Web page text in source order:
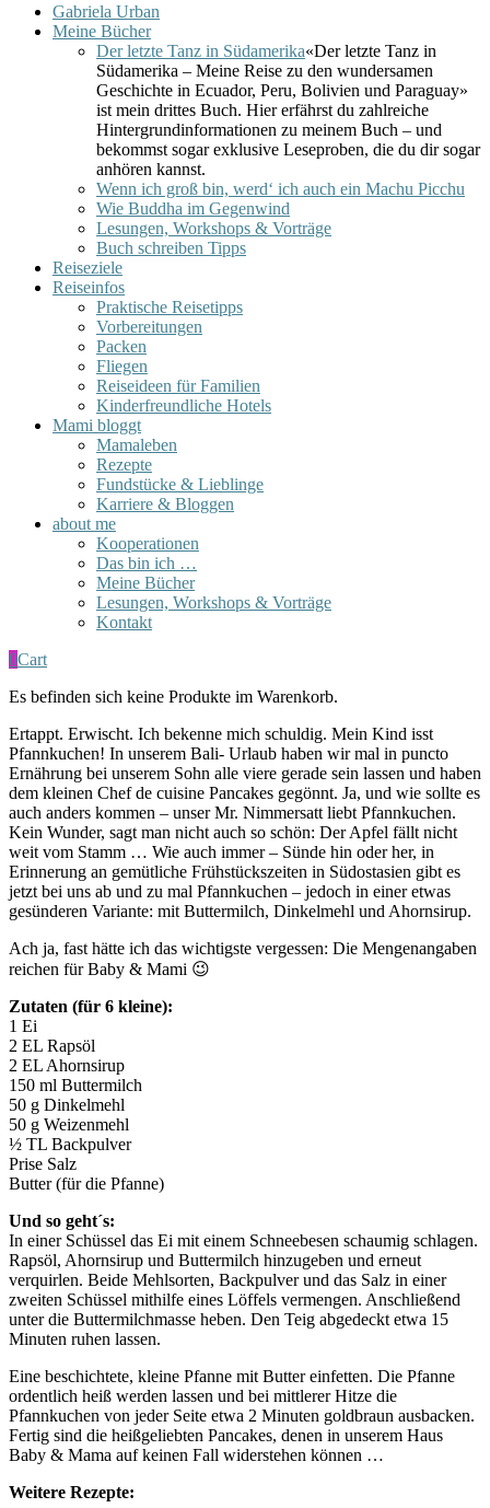
Gabriela Urban
Meine Bücher
Der letzte Tanz in Südamerika«Der letzte Tanz in
Südamerika – Meine Reise zu den wundersamen
Geschichte in Ecuador, Peru, Bolivien und Paraguay»
ist mein drittes Buch. Hier erfährst du zahlreiche
Hintergrundinformationen zu meinem Buch – und
bekommst sogar exklusive Leseproben, die du dir sogar
anhören kannst.
Wenn ich groß bin, werd‘ ich auch ein Machu Picchu
Wie Buddha im Gegenwind
Lesungen, Workshops & Vorträge
Buch schreiben Tipps
Reiseziele
Reiseinfos
Praktische Reisetipps
Vorbereitungen
Packen
Fliegen
Reiseideen für Familien
Kinderfreundliche Hotels
Mami bloggt
Mamaleben
Rezepte
Fundstücke & Lieblinge
Karriere & Bloggen
about me
Kooperationen
Das bin ich …
Meine Bücher
Lesungen, Workshops & Vorträge
Kontakt
0Cart
Es befinden sich keine Produkte im Warenkorb.
Ertappt. Erwischt. Ich bekenne mich schuldig. Mein Kind isst
Pfannkuchen! In unserem Bali- Urlaub haben wir mal in puncto
Ernährung bei unserem Sohn alle viere gerade sein lassen und haben
dem kleinen Chef de cuisine Pancakes gegönnt. Ja, und wie sollte es
auch anders kommen – unser Mr. Nimmersatt liebt Pfannkuchen.
Kein Wunder, sagt man nicht auch so schön: Der Apfel fällt nicht
weit vom Stamm … Wie auch immer – Sünde hin oder her, in
Erinnerung an gemütliche Frühstückszeiten in Südostasien gibt es
jetzt bei uns ab und zu mal Pfannkuchen – jedoch in einer etwas
gesünderen Variante: mit Buttermilch, Dinkelmehl und Ahornsirup.
Ach ja, fast hätte ich das wichtigste vergessen: Die Mengenangaben
reichen für Baby & Mami 😉
Zutaten (für 6 kleine):
1 Ei
2 EL Rapsöl
2 EL Ahornsirup
150 ml Buttermilch
50 g Dinkelmehl
50 g Weizenmehl
½ TL Backpulver
Prise Salz
Butter (für die Pfanne)
Und so geht´s:
In einer Schüssel das Ei mit einem Schneebesen schaumig schlagen.
Rapsöl, Ahornsirup und Buttermilch hinzugeben und erneut
verquirlen. Beide Mehlsorten, Backpulver und das Salz in einer
zweiten Schüssel mithilfe eines Löffels vermengen. Anschließend
unter die Buttermilchmasse heben. Den Teig abgedeckt etwa 15
Minuten ruhen lassen.
Eine beschichtete, kleine Pfanne mit Butter einfetten. Die Pfanne
ordentlich heiß werden lassen und bei mittlerer Hitze die
Pfannkuchen von jeder Seite etwa 2 Minuten goldbraun ausbacken.
Fertig sind die heißgeliebten Pancakes, denen in unserem Haus
Baby & Mama auf keinen Fall widerstehen können …
Weitere Rezepte: